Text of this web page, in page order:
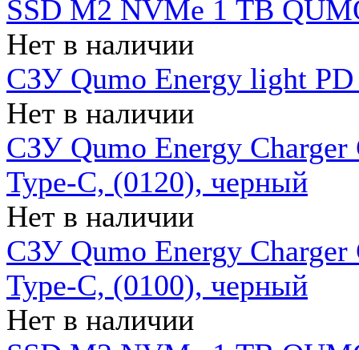
SSD M2 NVMe 1 ТB
Нет в наличии
СЗУ Qumo Energy light PD
Нет в наличии
СЗУ Qumo Energy
Type-C, (0120), черный
Нет в наличии
СЗУ Qumo Energy
Type-C, (0100), черный
Нет в наличии